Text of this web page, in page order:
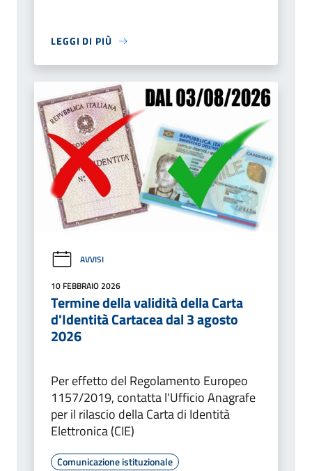
LEGGI DI PIÙ
AVVISI
10 FEBBRAIO 2026
Termine della validità della Carta
d'Identità Cartacea dal 3 agosto
2026
Per effetto del Regolamento Europeo
1157/2019, contatta l'Ufficio Anagrafe
per il rilascio della Carta di Identità
Elettronica (CIE)
Comunicazione istituzionale